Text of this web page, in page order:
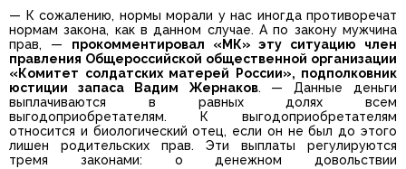
— К сожалению, нормы морали у нас иногда противоречат
нормам закона, как в данном случае. А по закону мужчина
прав, — прокомментировал «МК» эту ситуацию член
правления Общероссийской общественной организации
«Комитет солдатских матерей России», подполковник
юстиции запаса Вадим Жернаков. — Данные деньги
выплачиваются в равных долях всем
выгодоприобретателям. К выгодоприобретателям
относится и биологический отец, если он не был до этого
лишен родительских прав. Эти выплаты регулируются
тремя законами: о денежном довольствии